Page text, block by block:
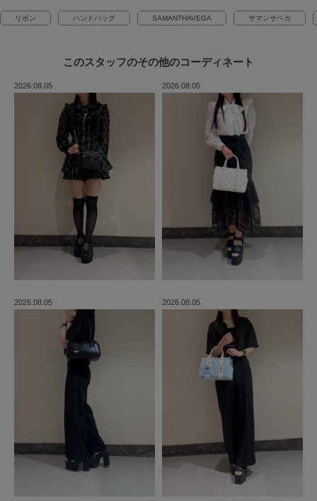
リボン ハンドバッグ SAMANTHAVEGA サマンサベガ
このスタッフのその他のコーディネート
2026.08.05 2026.08.05
2026.08.05 2026.08.05